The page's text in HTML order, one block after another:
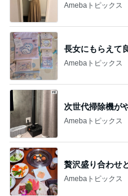
Amebaトピックス
長女にもらえて
Amebaトピックス
次世代掃除機が
Amebaトピックス
贅沢盛り合わせ
Amebaトピックス